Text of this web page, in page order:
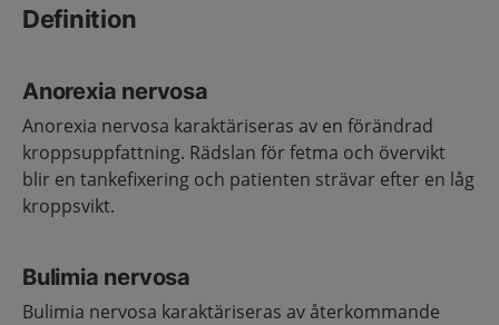
Definition
Anorexia nervosa
Anorexia nervosa karaktäriseras av en förändrad
kroppsuppfattning. Rädslan för fetma och övervikt
blir en tankefixering och patienten strävar efter en låg
kroppsvikt.
Bulimia nervosa
Bulimia nervosa karaktäriseras av återkommande